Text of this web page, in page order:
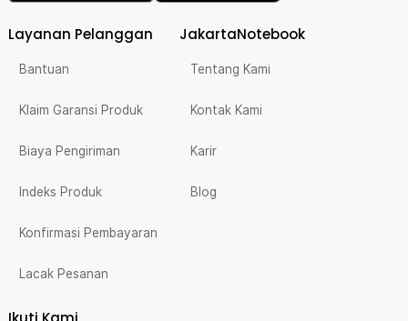
Layanan Pelanggan
Bantuan
Klaim Garansi Produk
Biaya Pengiriman
Indeks Produk
Konfirmasi Pembayaran
Lacak Pesanan
JakartaNotebook
Tentang Kami
Kontak Kami
Karir
Blog